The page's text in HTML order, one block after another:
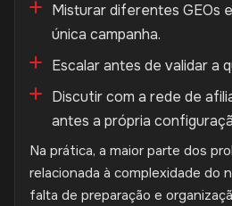
Misturar diferentes GEOs
única campanha.
Escalar antes de validar a
Discutir com a rede de
antes a própria
Na prática, a maior parte dos
relacionada à complexidade do
falta de preparação e